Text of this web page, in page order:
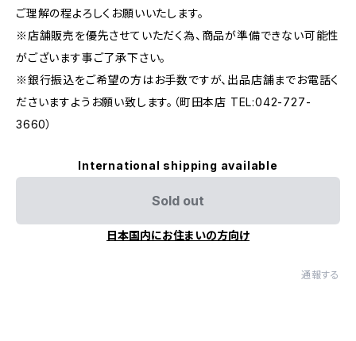
ご理解の程よろしくお願いいたします。
※店舗販売を優先させていただく為、商品が準備できない可能性
がございます事ご了承下さい。
※銀行振込をご希望の方はお手数ですが、出品店舗までお電話く
ださいますようお願い致します。（町田本店 TEL:042-727-
3660）
International shipping available
Sold out
日本国内にお住まいの方向け
通報する